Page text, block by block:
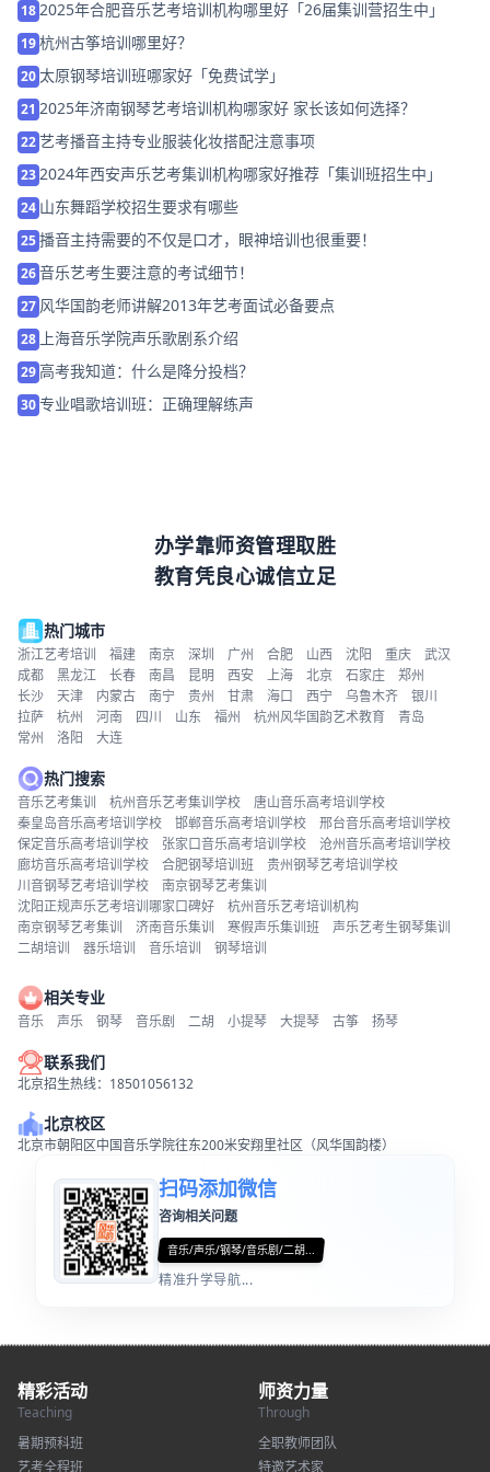
182025年合肥音乐艺考培训机构哪里好「26届集训营招生中」
19杭州古筝培训哪里好？
20太原钢琴培训班哪家好「免费试学」
21 2025年济南钢琴艺考培训机构哪家好 家长该如何选择？
22艺考播音主持专业服装化妆搭配注意事项
232024年西安声乐艺考集训机构哪家好推荐「集训班招生中」
24 山东舞蹈学校招生要求有哪些
25播音主持需要的不仅是口才，眼神培训也很重要！
26音乐艺考生要注意的考试细节！
27 风华国韵老师讲解2013年艺考面试必备要点
28 上海音乐学院声乐歌剧系介绍
29高考我知道：什么是降分投档？
30专业唱歌培训班：正确理解练声
办学靠师资管理取胜
教育凭良心诚信立足
热门城市
浙江艺考培训 福建 南京 深圳 广州 合肥 山西 沈阳 重庆
武汉
成都
黑龙江 长春 南昌 昆明 西安 上海 北京 石家庄
郑州
长沙
天津 内蒙古 南宁 贵州 甘肃 海口 西宁 乌鲁木齐
银川
拉萨
杭州 河南 四川 山东 福州 杭州风华国韵艺术教育
青岛
常州
洛阳 大连
热门搜索
音乐艺考集训 杭州音乐艺考集训学校
唐山音乐高考培训学校
秦皇岛音乐高考培训学校
邯郸音乐高考培训学校
邢台音乐高考培训学校
保定音乐高考培训学校
张家口音乐高考培训学校
沧州音乐高考培训学校
廊坊音乐高考培训学校
合肥钢琴培训班
贵州钢琴艺考培训学校
川音钢琴艺考培训学校
南京钢琴艺考集训
沈阳正规声乐艺考培训哪家口碑好
杭州音乐艺考培训机构
南京钢琴艺考集训
济南音乐集训 寒假声乐集训班
声乐艺考生钢琴集训
二胡培训
器乐培训 音乐培训 钢琴培训
相关专业
音乐 声乐 钢琴 音乐剧 二胡 小提琴 大提琴 古筝 扬琴
联系我们
北京招生热线：18501056132
北京校区
北京市朝阳区中国音乐学院往东200米安翔里社区（风华国韵楼）
扫码添加微信
咨询相关问题
音乐/声乐/钢琴/音乐剧/二胡...
精准升学导航...
精彩活动
Teaching
暑期预科班
艺考全程班
师资力量
Through
全职教师团队
特邀艺术家